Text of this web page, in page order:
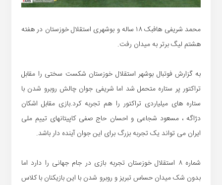
محمد شریفی هافبک ۱۸ ساله و بوشهری استقلال خوزستان در هفته
هشتم لیگ برتر به میدان رفت.
به گزارش فوتبال بوشهر استقلال خوزستان شکست سختی را مقابل
تراکتور پر ستاره متحمل شد اما شریفی جوان چالش روبرو شدن با
ستاره های میلیاردی تراکتور را هم تجربه کرد.بازی مقابل اشکان
دژاگه ، مسعود شجاعی و احسان حاج صفی کاپیتانهای تییم ملی
ایران می تواند یک تجربه بزرگ برای این جوان آینده دار باشد.
شماره ۸ استقلال خوزستان تجربه بازی در جام جهانی را دارد اما
بدون شک میدان حساس تبریز و روبرو شدن با این بازیکنان با کلاس